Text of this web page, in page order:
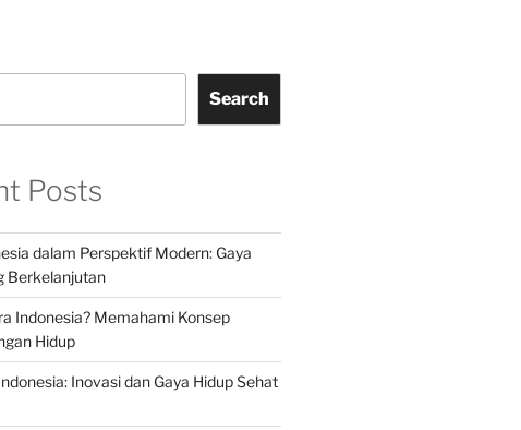
Search
Posts
dalam Perspektif Modern: Gaya
Berkelanjutan
Indonesia? Memahami Konsep
Hidup
Inovasi dan Gaya Hidup Sehat